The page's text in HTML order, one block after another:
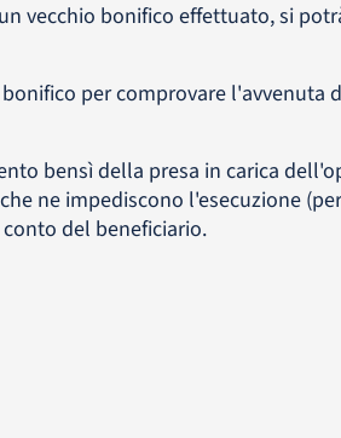
vecchio bonifico effettuato, si
per comprovare l'avvenuta
bensì della presa in carica
ne impediscono l'esecuzione
del beneficiario.